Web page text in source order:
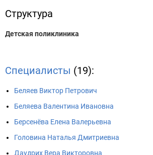
Структура
Детская поликлиника
Специалисты (19):
Беляев Виктор Петрович
Беляева Валентина Ивановна
Берсенёва Елена Валерьевна
Головина Наталья Дмитриевна
Даудрих Вера Викторовна